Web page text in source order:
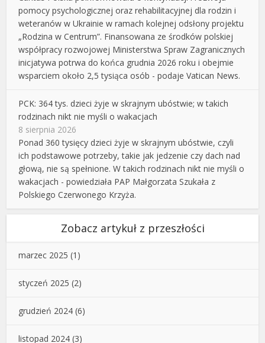
pomocy psychologicznej oraz rehabilitacyjnej dla rodzin i
weteranów w Ukrainie w ramach kolejnej odsłony projektu
„Rodzina w Centrum”. Finansowana ze środków polskiej
współpracy rozwojowej Ministerstwa Spraw Zagranicznych
inicjatywa potrwa do końca grudnia 2026 roku i obejmie
wsparciem około 2,5 tysiąca osób - podaje Vatican News.
PCK: 364 tys. dzieci żyje w skrajnym ubóstwie; w takich
rodzinach nikt nie myśli o wakacjach
8 sierpnia 2026
Ponad 360 tysięcy dzieci żyje w skrajnym ubóstwie, czyli
ich podstawowe potrzeby, takie jak jedzenie czy dach nad
głową, nie są spełnione. W takich rodzinach nikt nie myśli o
wakacjach - powiedziała PAP Małgorzata Szukała z
Polskiego Czerwonego Krzyża.
Zobacz artykuł z przeszłości
marzec 2025 (1)
styczeń 2025 (2)
grudzień 2024 (6)
listopad 2024 (3)